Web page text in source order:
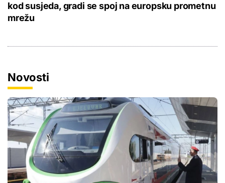
kod susjeda, gradi se spoj na europsku prometnu
mrežu
Novosti